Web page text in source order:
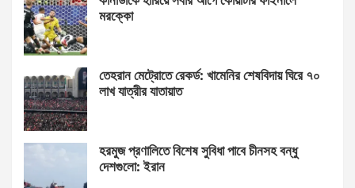
মরক্কো
তেহরান মেট্রোতে রেকর্ড: খামেনির শেষবিদায় ঘিরে ৭০
লাখ যাত্রীর যাতায়াত
হরমুজ প্রণালিতে বিশেষ সুবিধা পাবে চীনসহ বন্ধু
দেশগুলো: ইরান